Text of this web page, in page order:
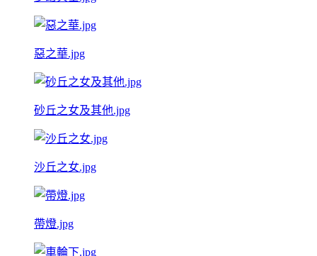
惡之華.jpg
砂丘之女及其他.jpg
沙丘之女.jpg
帶燈.jpg